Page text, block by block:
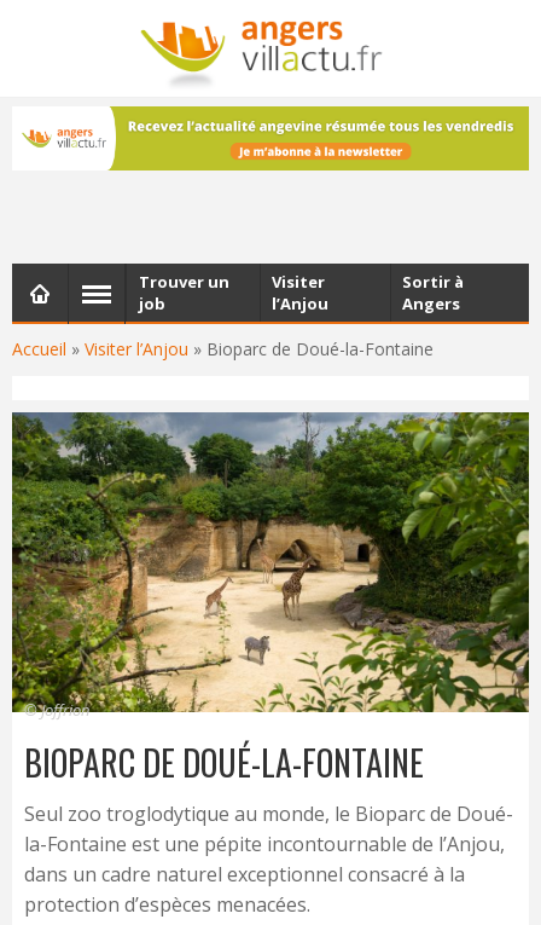
NEWSLETTER
Les dernières actualités d'Angers, chaque vendredi dans
votre boîte e-mail
Accueil » Visiter l’Anjou » Bioparc de Doué-la-Fontaine
Trouver un
job
Visiter
l’Anjou
Sortir à
Angers
© Joffrion
BIOPARC DE DOUÉ-LA-FONTAINE
Seul zoo troglodytique au monde, le Bioparc de Doué-
la-Fontaine est une pépite incontournable de l’Anjou,
dans un cadre naturel exceptionnel consacré à la
protection d’espèces menacées.